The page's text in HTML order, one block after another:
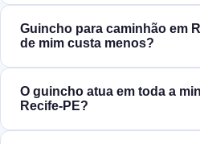
Guincho para caminhão em
de mim custa menos?
O guincho atua em toda a
Recife‑PE?